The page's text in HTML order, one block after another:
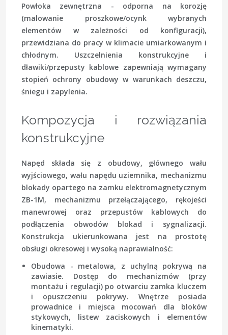
Powłoka zewnętrzna - odporna na korozję
(malowanie proszkowe/ocynk wybranych
elementów w zależności od konfiguracji),
przewidziana do pracy w klimacie umiarkowanym i
chłodnym. Uszczelnienia konstrukcyjne i
dławiki/przepusty kablowe zapewniają wymagany
stopień ochrony obudowy w warunkach deszczu,
śniegu i zapylenia.
Kompozycja i rozwiązania
konstrukcyjne
Napęd składa się z obudowy, głównego wału
wyjściowego, wału napędu uziemnika, mechanizmu
blokady opartego na zamku elektromagnetycznym
ZB-1M, mechanizmu przełączającego, rękojeści
manewrowej oraz przepustów kablowych do
podłączenia obwodów blokad i sygnalizacji.
Konstrukcja ukierunkowana jest na prostotę
obsługi okresowej i wysoką naprawialność:
Obudowa - metalowa, z uchylną pokrywą na
zawiasie. Dostęp do mechanizmów (przy
montażu i regulacji) po otwarciu zamka kluczem
i opuszczeniu pokrywy. Wnętrze posiada
prowadnice i miejsca mocowań dla bloków
stykowych, listew zaciskowych i elementów
kinematyki.